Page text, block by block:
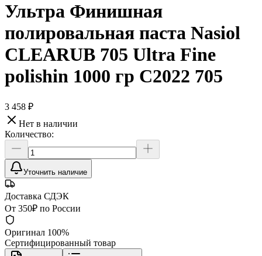
Ультра Финишная
полировальная паста Nasiol
CLEARUB 705 Ultra Fine
polishin 1000 гр C2022 705
3 458 ₽
Нет в наличии
Количество:
Уточнить наличие
Доставка СДЭК
От 350₽ по России
Оригинал 100%
Сертифицированный товар